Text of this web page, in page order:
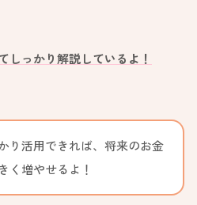
しっかり解説しているよ！
り活用できれば、将来のお金
く増やせるよ！